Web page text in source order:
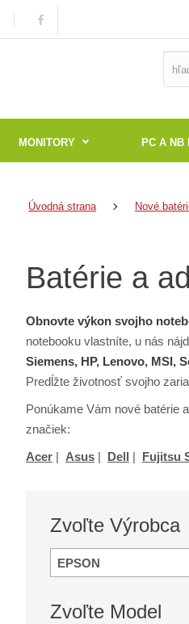
MONITORY PC A NB
Úvodná strana Nové
Batérie a
Obnovte výkon svojho
notebooku vlastníte, u nás
Siemens, HP, Lenovo, MSI,
Predĺžte životnosť svojho
Ponúkame Vám nové batérie
značiek:
Acer | Asus | Dell | Fujitsu
Zvoľte Výrobca
EPSON
Zvoľte Model